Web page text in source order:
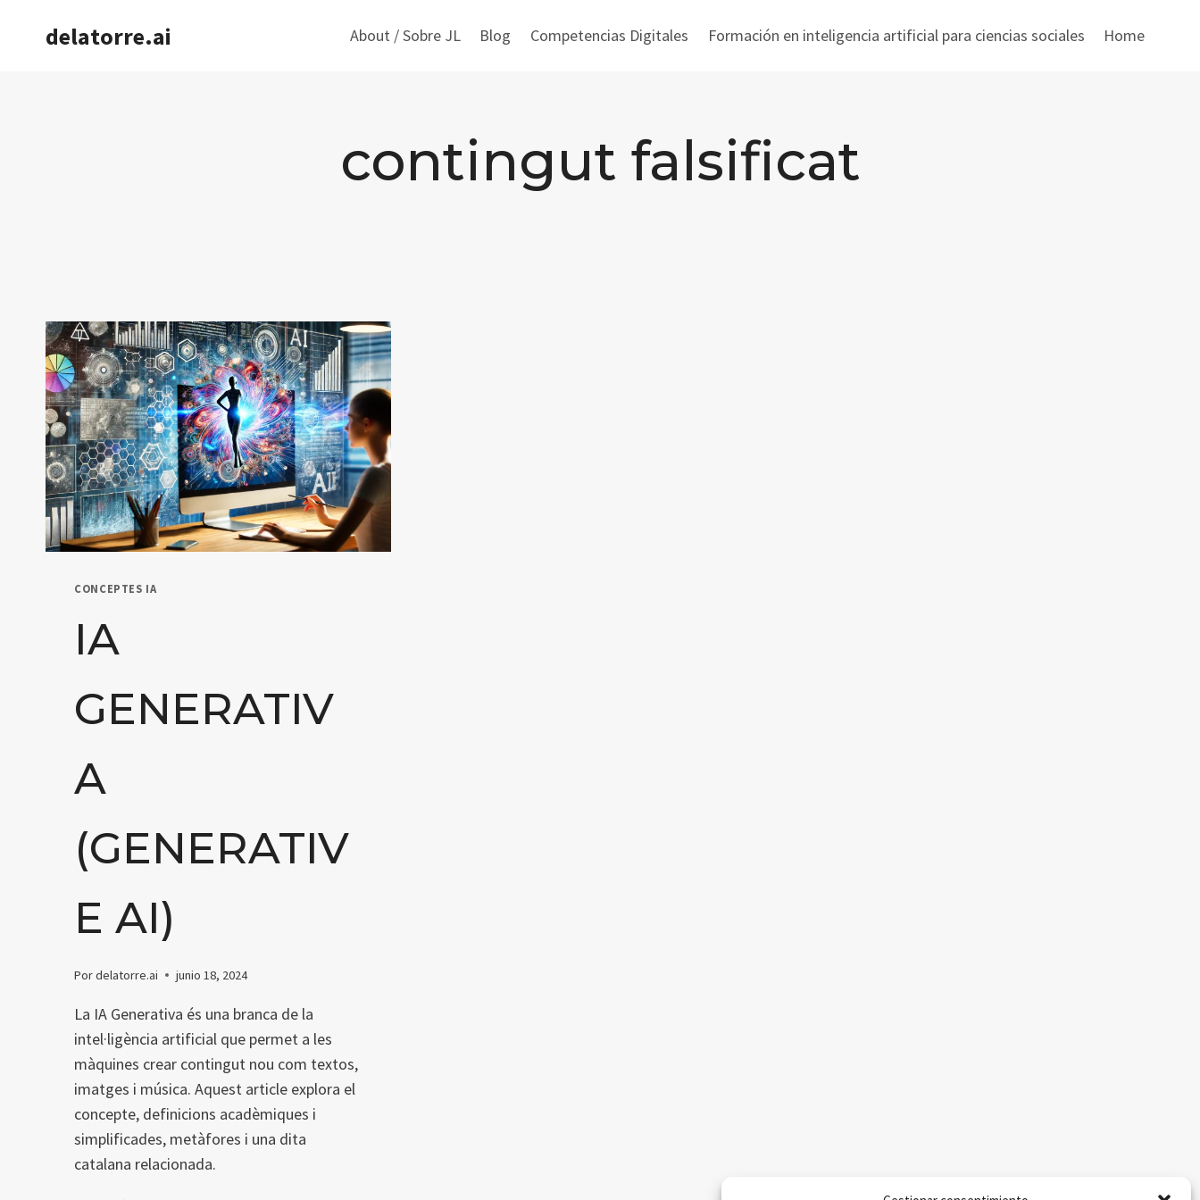
delatorre.ai About / Sobre JL Blog Competencias Digitales Formación en inteligencia artificial para ciencias sociales Home
contingut falsificat
CONCEPTES IA
IA
GENERATIV
A
(GENERATIV
E AI)
Pordelatorre.ai junio 18, 2024
La IA Generativa és una branca de la
intel·ligència artificial que permet a les
màquines crear contingut nou com textos,
imatges i música. Aquest article explora el
concepte, definicions acadèmiques i
simplificades, metàfores i una dita
catalana relacionada.